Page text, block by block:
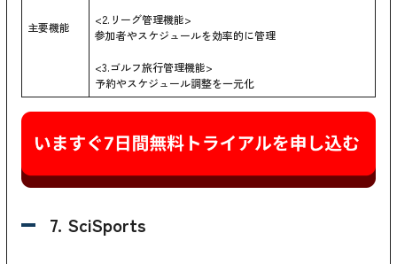
主要機能
<2.リーグ管理機能>
参加者やスケジュールを効率的に管理
<3.ゴルフ旅行管理機能>
予約やスケジュール調整を一元化
7. SciSports